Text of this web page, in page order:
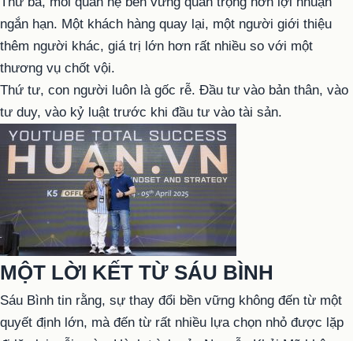
ngắn hạn. Một khách hàng quay lại, một người giới thiệu
thêm người khác, giá trị lớn hơn rất nhiều so với một
thương vụ chốt vội.
Thứ tư, con người luôn là gốc rễ. Đầu tư vào bản thân, vào
tư duy, vào kỷ luật trước khi đầu tư vào tài sản.
MỘT LỜI KẾT TỪ SÁU BÌNH
Sáu Bình tin rằng, sự thay đổi bền vững không đến từ một
quyết định lớn, mà đến từ rất nhiều lựa chọn nhỏ được lặp